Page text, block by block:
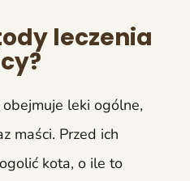
leczenia
leki ogólne,
maści. Przed ich
kota, o ile to